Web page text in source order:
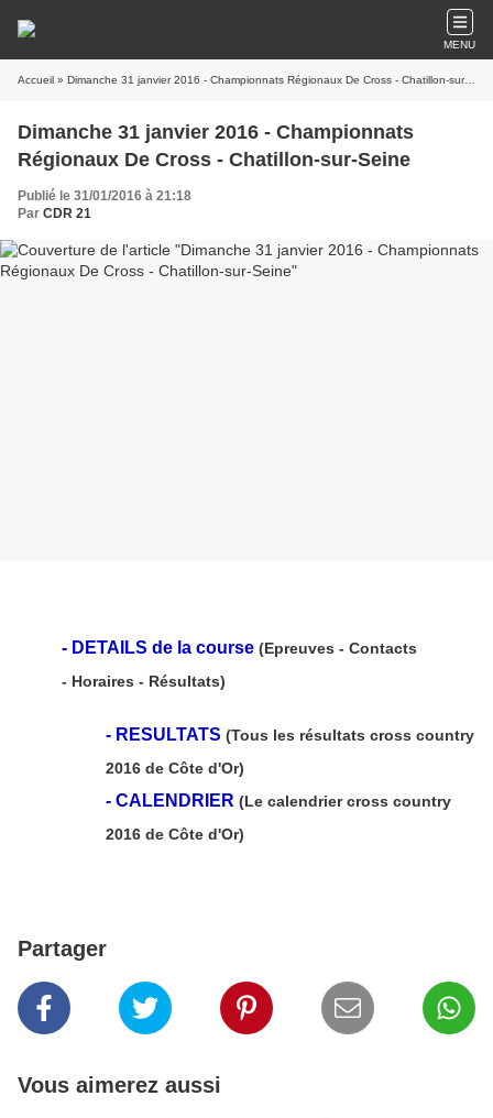
MENU
Accueil » Dimanche 31 janvier 2016 - Championnats Régionaux De Cross - Chatillon-sur-Seine
Dimanche 31 janvier 2016 - Championnats
Régionaux De Cross - Chatillon-sur-Seine
Publié le 31/01/2016 à 21:18
Par CDR 21
- DETAILS de la course (Epreuves - Contacts
- Horaires - Résultats)
- RESULTATS (Tous les résultats cross country
2016 de Côte d'Or)
- CALENDRIER (Le calendriercross country
2016 de Côte d'Or)
Partager
Vous aimerez aussi